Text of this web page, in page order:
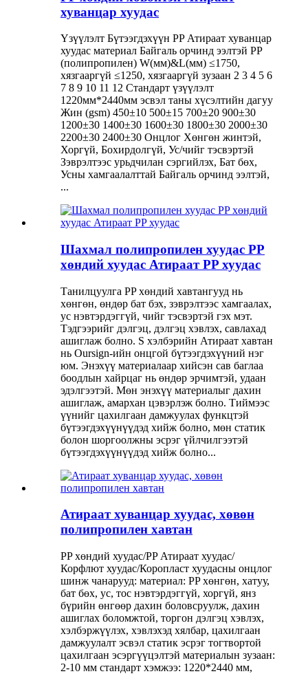
хуванцар хуудас
Үзүүлэлт Бүтээгдэхүүн PP Атираат хуванцар
хуудас материал Байгаль орчинд ээлтэй PP
(полипропилен) W(мм)&L(мм) ≤1750,
хязгааргүй ≤1250, хязгааргүй зузаан 2 3 4 5 6
7 8 9 10 11 12 Стандарт үзүүлэлт
1220мм*2440мм эсвэл таны хүсэлтийн дагуу
Жин (gsm) 450±10 500±15 700±20 900±30
1200±30 1400±30 1600±30 1800±30 2000±30
2200±30 2400±30 Онцлог Хөнгөн жинтэй,
Хоргүй, Бохирдолгүй, Ус/чийг тэсвэртэй
Зэврэлтээс урьдчилан сэргийлэх, Бат бөх,
Усны хамгаалалттай Байгаль орчинд ээлтэй,
...
Шахмал полипропилен хуудас PP
хөндий хуудас Атираат PP хуудас
Танилцуулга PP хөндий хавтангууд нь
хөнгөн, өндөр бат бэх, зэврэлтээс хамгаалах,
ус нэвтэрдэггүй, чийг тэсвэртэй гэх мэт.
Тэдгээрийг дэлгэц, дэлгэц хэвлэх, савлахад
ашиглаж болно. S хэлбэрийн Атираат хавтан
нь Oursign-ийн онцгой бүтээгдэхүүний нэг
юм. Энэхүү материалаар хийсэн сав баглаа
боодлын хайрцаг нь өндөр эрчимтэй, удаан
эдэлгээтэй. Мөн энэхүү материалыг дахин
ашиглаж, амархан цэвэрлэж болно. Тиймээс
үүнийг цахилгаан дамжуулах функцтэй
бүтээгдэхүүнүүдэд хийж болно, мөн статик
болон шоргоолжны эсрэг үйлчилгээтэй
бүтээгдэхүүнүүдэд хийж болно...
Атираат хуванцар хуудас, хөвөн
полипропилен хавтан
PP хөндий хуудас/PP Атираат хуудас/
Корфлют хуудас/Коропласт хуудасны онцлог
шинж чанарууд: материал: PP хөнгөн, хатуу,
бат бөх, ус, тос нэвтэрдэггүй, хоргүй, янз
бүрийн өнгөөр ​​дахин боловсруулж, дахин
ашиглах боломжтой, торгон дэлгэц хэвлэх,
хэлбэржүүлэх, хэвлэхэд хялбар, цахилгаан
дамжуулалт эсвэл статик эсрэг тогтвортой
цахилгаан эсэргүүцэлтэй материалын зузаан:
2-10 мм стандарт хэмжээ: 1220*2440 мм,